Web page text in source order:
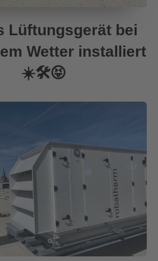
Lüftungsgerät bei
Wetter installiert
☀️🛠️😝